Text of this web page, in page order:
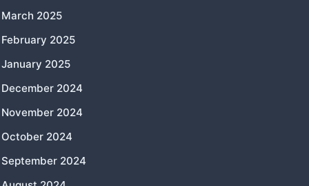
March 2025
February 2025
January 2025
December 2024
November 2024
October 2024
September 2024